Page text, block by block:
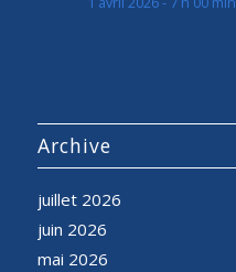
Archive
juillet 2026
juin 2026
mai 2026